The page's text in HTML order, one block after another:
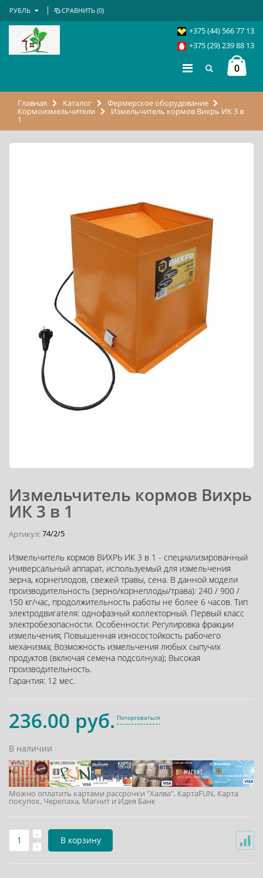
РУБЛЬ СРАВНИТЬ (0)
+375 (44) 566 77 13
+375 (29) 239 88 13
0
Главная Каталог Фермерское оборудование
Кормоизмельчители Измельчитель кормов Вихрь ИК 3 в
1
Измельчитель кормов Вихрь
ИК 3 в 1
Артикул:74/2/5
Измельчитель кормов ВИХРЬ ИК 3 в 1 - специализированный
универсальный аппарат, используемый для измельчения
зерна, корнеплодов, свежей травы, сена. В данной модели
производительность (зерно/корнеплоды/трава): 240 / 900 /
150 кг/час, продолжительность работы не более 6 часов. Тип
электродвигателя: однофазный коллекторный. Первый класс
электробезопасности. Особенности: Регулировка фракции
измельчения; Повышенная износостойкость рабочего
механизма; Возможность измельчения любых сыпучих
продуктов (включая семена подсолнуха); Высокая
производительность.
Гарантия: 12 мес.
236.00 руб. Поторговаться
В наличии
Можно оплатить картами рассрочки "Халва", КартаFUN, Карта
покупок, Черепаха, Магнит и Идея Банк
В корзину